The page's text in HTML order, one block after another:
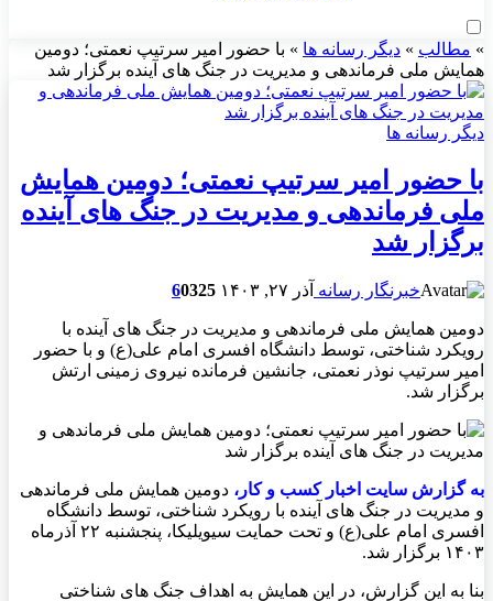
» مطالب » دیگر رسانه ها » با حضور امیر سرتیپ نعمتی؛ دومین
همایش ملی فرماندهی و مدیریت در جنگ های آینده برگزار شد
دیگر رسانه ها
با حضور امیر سرتیپ نعمتی؛ دومین همایش
ملی فرماندهی و مدیریت در جنگ های آینده
برگزار شد
خبرنگار رسانه آذر ۲۷, ۱۴۰۳ 60325
دومین همایش ملی فرماندهی و مدیریت در جنگ های آینده با
رویکرد شناختی، توسط دانشگاه افسری امام علی(ع) و با حضور
امیر سرتیپ نوذر نعمتی، جانشین فرمانده نیروی زمینی ارتش
برگزار شد.
به گزارش سایت اخبار کسب و کار، دومین همایش ملی فرماندهی
و مدیریت در جنگ های آینده با رویکرد شناختی، توسط دانشگاه
افسری امام علی(ع) و تحت حمایت سیویلیکا، پنجشنبه ۲۲ آذرماه
۱۴۰۳ برگزار شد.
بنا به این گزارش، در این همایش به اهداف جنگ های شناختی